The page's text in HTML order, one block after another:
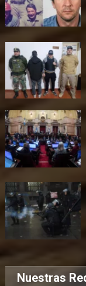
Nuestras